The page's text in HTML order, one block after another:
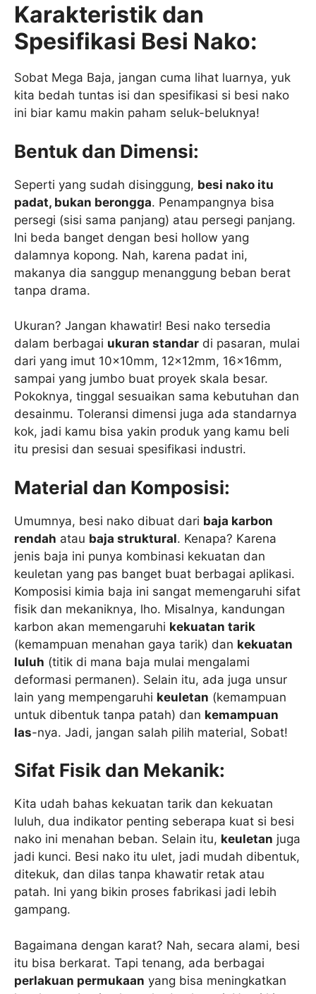
Karakteristik dan
Spesifikasi Besi Nako:
Sobat Mega Baja, jangan cuma lihat luarnya, yuk
kita bedah tuntas isi dan spesifikasi si besi nako
ini biar kamu makin paham seluk-beluknya!
Bentuk dan Dimensi:
Seperti yang sudah disinggung, besi nako itu
padat, bukan berongga. Penampangnya bisa
persegi (sisi sama panjang) atau persegi panjang.
Ini beda banget dengan besi hollow yang
dalamnya kopong. Nah, karena padat ini,
makanya dia sanggup menanggung beban berat
tanpa drama.
Ukuran? Jangan khawatir! Besi nako tersedia
dalam berbagai ukuran standar di pasaran, mulai
dari yang imut 10x10mm, 12x12mm, 16x16mm,
sampai yang jumbo buat proyek skala besar.
Pokoknya, tinggal sesuaikan sama kebutuhan dan
desainmu. Toleransi dimensi juga ada standarnya
kok, jadi kamu bisa yakin produk yang kamu beli
itu presisi dan sesuai spesifikasi industri.
Material dan Komposisi:
Umumnya, besi nako dibuat dari baja karbon
rendah atau baja struktural. Kenapa? Karena
jenis baja ini punya kombinasi kekuatan dan
keuletan yang pas banget buat berbagai aplikasi.
Komposisi kimia baja ini sangat memengaruhi sifat
fisik dan mekaniknya, lho. Misalnya, kandungan
karbon akan memengaruhi kekuatan tarik
(kemampuan menahan gaya tarik) dan kekuatan
luluh (titik di mana baja mulai mengalami
deformasi permanen). Selain itu, ada juga unsur
lain yang mempengaruhi keuletan (kemampuan
untuk dibentuk tanpa patah) dan kemampuan
las-nya. Jadi, jangan salah pilih material, Sobat!
Sifat Fisik dan Mekanik:
Kita udah bahas kekuatan tarik dan kekuatan
luluh, dua indikator penting seberapa kuat si besi
nako ini menahan beban. Selain itu, keuletan juga
jadi kunci. Besi nako itu ulet, jadi mudah dibentuk,
ditekuk, dan dilas tanpa khawatir retak atau
patah. Ini yang bikin proses fabrikasi jadi lebih
gampang.
Bagaimana dengan karat? Nah, secara alami, besi
itu bisa berkarat. Tapi tenang, ada berbagai
perlakuan permukaan yang bisa meningkatkan